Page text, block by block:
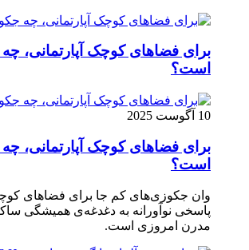
برای فضاهای کوچک آپارتمانی،
است؟
10 آگوست 2025
برای فضاهای کوچک آپارتمانی،
است؟
وان جکوزی‌های کم‌ جا برای فضاهای کوچک
پاسخی نوآورانه به دغدغه‌ی همیشگی
مدرن امروزی ا‌ست.